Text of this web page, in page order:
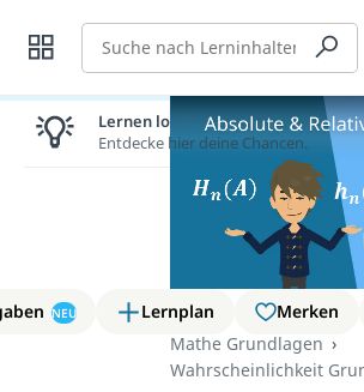
Suche
NEU Lernplan Merken
Mathe Grundlagen
Wahrscheinlichkeit
Lernen lohnt sich!
Entdecke hier deine Chancen.